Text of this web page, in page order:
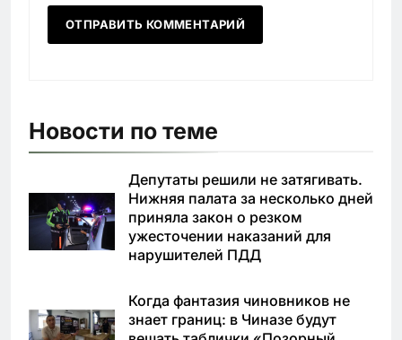
Новости по теме
Депутаты решили не затягивать.
Нижняя палата за несколько дней
приняла закон о резком
ужесточении наказаний для
нарушителей ПДД
Когда фантазия чиновников не
знает границ: в Чиназе будут